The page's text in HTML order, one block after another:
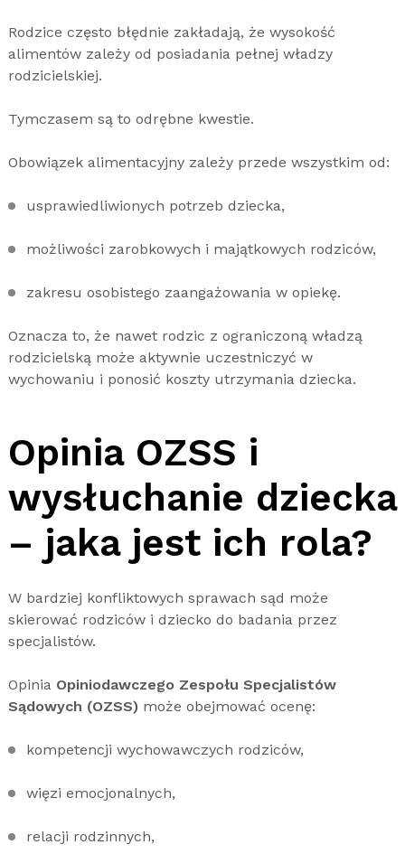
Rodzice często błędnie zakładają, że wysokość
alimentów zależy od posiadania pełnej władzy
rodzicielskiej.
Tymczasem są to odrębne kwestie.
Obowiązek alimentacyjny zależy przede wszystkim od:
usprawiedliwionych potrzeb dziecka,
możliwości zarobkowych i majątkowych rodziców,
zakresu osobistego zaangażowania w opiekę.
Oznacza to, że nawet rodzic z ograniczoną władzą
rodzicielską może aktywnie uczestniczyć w
wychowaniu i ponosić koszty utrzymania dziecka.
Opinia OZSS i
wysłuchanie dziecka
– jaka jest ich rola?
W bardziej konfliktowych sprawach sąd może
skierować rodziców i dziecko do badania przez
specjalistów.
Opinia Opiniodawczego Zespołu Specjalistów
Sądowych (OZSS)może obejmować ocenę:
kompetencji wychowawczych rodziców,
więzi emocjonalnych,
relacji rodzinnych,